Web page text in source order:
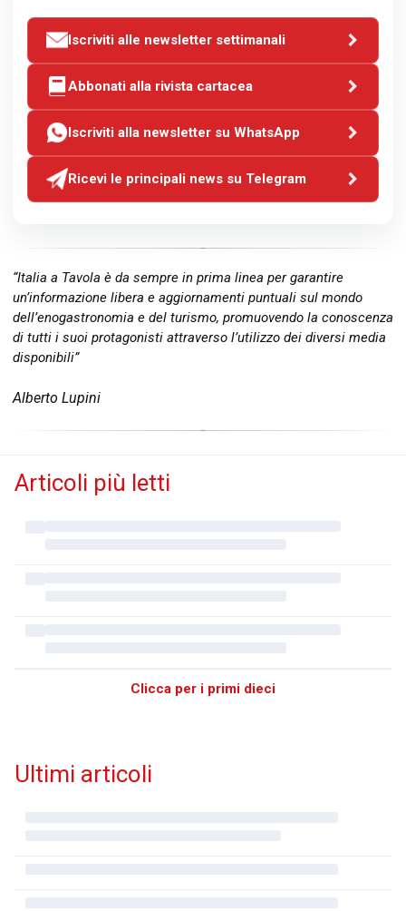
Iscriviti alle newsletter settimanali
Abbonati alla rivista cartacea
Iscriviti alla newsletter su WhatsApp
Ricevi le principali news su Telegram
“Italia a Tavola è da sempre in prima linea per garantire
un’informazione libera e aggiornamenti puntuali sul mondo
dell’enogastronomia e del turismo, promuovendo la conoscenza
di tutti i suoi protagonisti attraverso l’utilizzo dei diversi media
disponibili”
Alberto Lupini
Articoli più letti
Clicca per i primi dieci
Ultimi articoli